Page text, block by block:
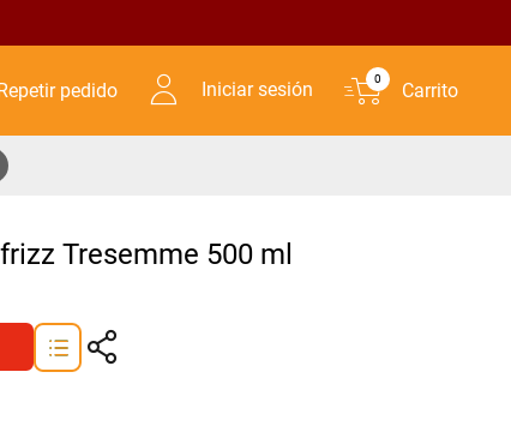
Iniciar sesión 0
Tresemme 500 ml